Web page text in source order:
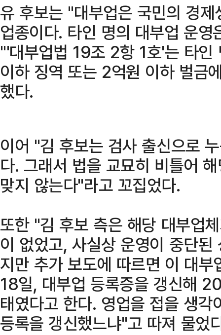
유 후보는 "대부업은 국민의 경
업종이다. 타인 명의 대부업 운
"'대부업법 19조 2항 1호'는 타
이하 징역 또는 2억원 이하 벌금
했다.
이어 "김 후보는 검사 출신으로
다. 그래서 법을 교묘히 비틀어
맞지 않는다"라고 꼬집었다.
또한 "김 후보 측은 해당 대부업
이 없었고, 사실상 운영이 중단
지만 추가 보도에 따르면 이 대
18일, 대부업 등록증을 갱신해
태였다고 한다. 영업을 접을 생
등록을 갱신했느냐"고 따져 물었